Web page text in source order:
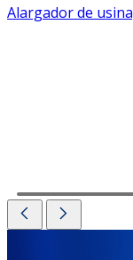
Alargador de